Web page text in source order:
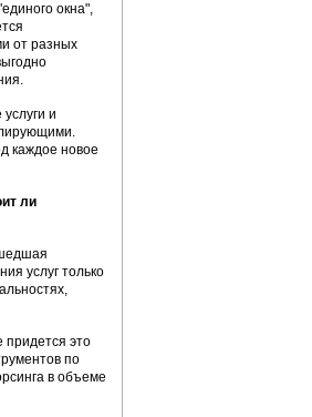
окна",
от разных
и
каждое новое
ли
услуг только
придется это
по
в объеме